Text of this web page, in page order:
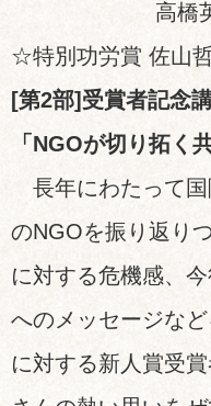
高橋英恵さん
☆特別功労賞 佐山
[第2部]受賞者記念
「NGOが切り拓く
長年にわたって国
のNGOを振り返り
に対する危機感、
へのメッセージな
に対する新人賞受